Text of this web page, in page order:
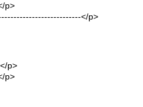
p>
</p>
p>
p>